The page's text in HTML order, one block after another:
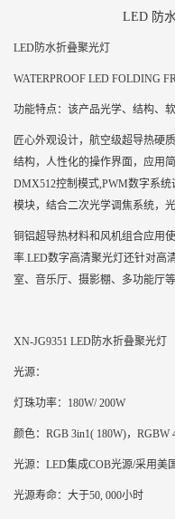
LED 防
LED防水折叠聚光灯
WATERPROOF LED FOLDING
功能特点：该产品光学、结构、
匠心外观设计，航空级超导热硬
结构，人性化的操作界面，应用
DMX512控制模式,PWM数字系
模块，结合二次光学调焦系统，
铜铝超导热材料和风机组合应用
率.LED数字高清聚光灯还针对高
室、音乐厅、摄影棚、多功能厅
XN-JG9351 LED防水折叠聚光灯
光源：
灯珠功率：180W/ 200W
颜色：RGB 3in1( 180W)，
光源：LED集成COB光源/采用美
光源寿命：大于50, 000小时